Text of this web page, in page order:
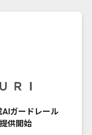
ガードレール
供開始